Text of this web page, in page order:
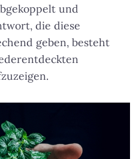
und
die diese
geben, besteht